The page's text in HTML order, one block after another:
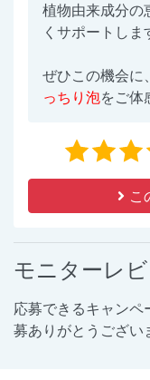
植物由来成分の
くサポートしま
ぜひこの機会に、
っちり泡をご体
こ
モニターレ
応募できるキャン
募ありがとうござい